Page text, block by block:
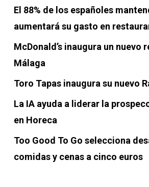
El 88% de los españoles
aumentará su gasto en
McDonald’s inaugura un nuevo
Málaga
Toro Tapas inaugura su nuevo
La IA ayuda a liderar la
en Horeca
Too Good To Go selecciona
comidas y cenas a cinco euros